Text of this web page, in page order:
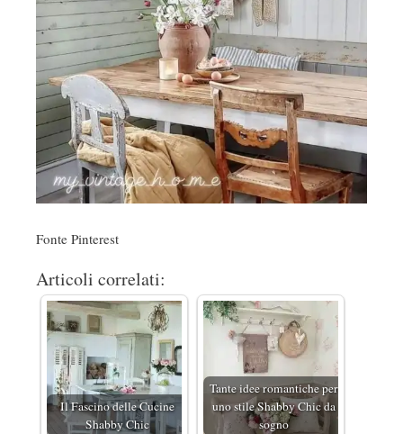
Fonte Pinterest
Articoli correlati:
Il Fascino delle Cucine
Shabby Chic
Tante idee romantiche per
uno stile Shabby Chic da
sogno